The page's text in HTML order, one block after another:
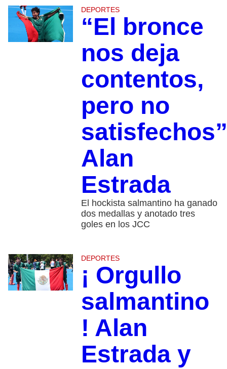
DEPORTES
“El bronce
nos deja
contentos,
pero no
Alan
Estrada
El hockista salmantino ha ganado
dos medallas y anotado tres
goles en los JCC
DEPORTES
¡ Orgullo
salmantino
! Alan
Estrada y